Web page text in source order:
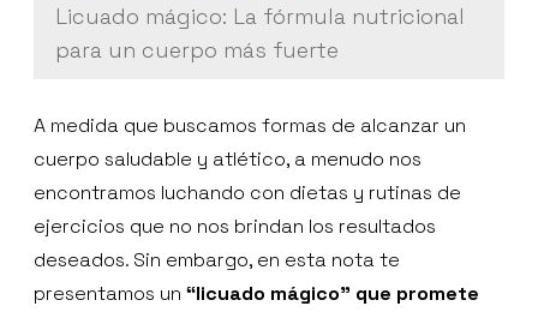
Licuado mágico: La fórmula nutricional
para un cuerpo más fuerte
A medida que buscamos formas de alcanzar un
cuerpo saludable y atlético, a menudo nos
encontramos luchando con dietas y rutinas de
ejercicios que no nos brindan los resultados
deseados. Sin embargo, en esta nota te
presentamos un “licuado mágico” que promete